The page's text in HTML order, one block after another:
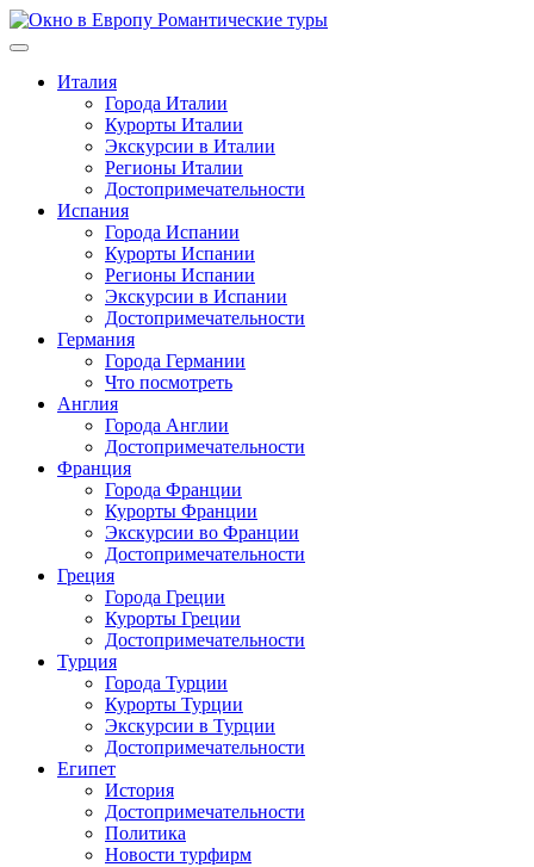
Перейти
к
Италия
Города Италии
Курорты Италии
Экскурсии в Италии
Регионы Италии
Достопримечательности
Испания
Города Испании
Курорты Испании
Регионы Испании
Экскурсии в Испании
Достопримечательности
Германия
Города Германии
Что посмотреть
Англия
Города Англии
Достопримечательности
Франция
Города Франции
Курорты Франции
Экскурсии во Франции
Достопримечательности
Греция
Города Греции
Курорты Греции
Достопримечательности
Турция
Города Турции
Курорты Турции
Экскурсии в Турции
Достопримечательности
Египет
История
Достопримечательности
Политика
Новости турфирм